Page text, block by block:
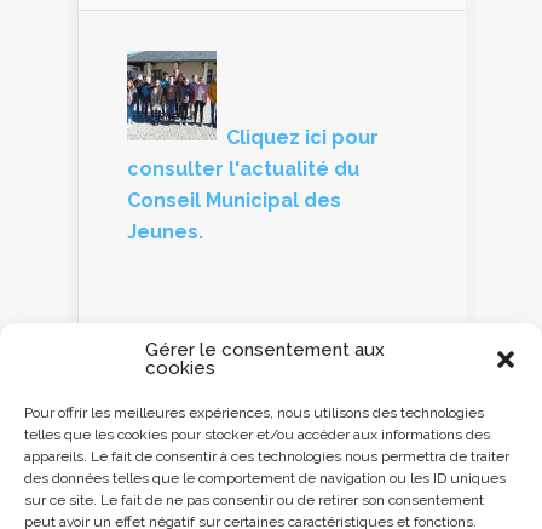
Gérer le consentement aux
cookies
Pour offrir les meilleures expériences, nous utilisons des technologies
telles que les cookies pour stocker et/ou accéder aux informations des
appareils. Le fait de consentir à ces technologies nous permettra de traiter
des données telles que le comportement de navigation ou les ID uniques
sur ce site. Le fait de ne pas consentir ou de retirer son consentement
peut avoir un effet négatif sur certaines caractéristiques et fonctions.
Cliquez ici pour
consulter l'actualité du
Conseil Municipal des
Jeunes.
Panneau d'information
Cliquez ici ou
scannez le QR code
avec votre
Smartphone pour